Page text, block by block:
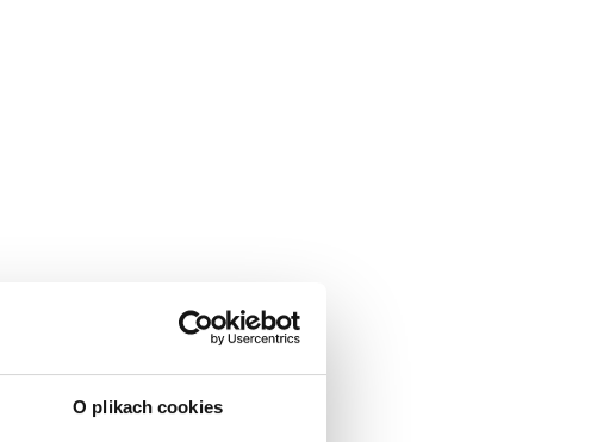
O plikach cookies